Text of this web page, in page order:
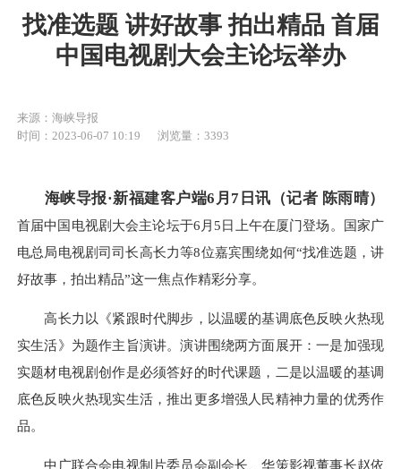
找准选题 讲好故事 拍出精品 首届
中国电视剧大会主论坛举办
来源：海峡导报
时间：2023-06-07 10:19
浏览量：3393
海峡导报·新福建客户端6月7日讯（记者 陈雨晴）
首届中国电视剧大会主论坛于6月5日上午在厦门登场。国家广
电总局电视剧司司长高长力等8位嘉宾围绕如何“找准选题，讲
好故事，拍出精品”这一焦点作精彩分享。
高长力以《紧跟时代脚步，以温暖的基调底色反映火热现
实生活》为题作主旨演讲。演讲围绕两方面展开：一是加强现
实题材电视剧创作是必须答好的时代课题，二是以温暖的基调
底色反映火热现实生活，推出更多增强人民精神力量的优秀作
品。
中广联合会电视制片委员会副会长、华策影视董事长赵依